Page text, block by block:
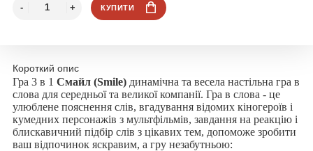
КУПИТИ
Короткий опис
Гра 3 в 1 Смайл (Smile) динамічна та весела настільна гра в
слова для середньої та великої компанії. Гра в слова - це
улюблене пояснення слів, вгадування відомих кіногероїв і
кумедних персонажів з мультфільмів, завдання на реакцію і
блискавичний підбір слів з цікавих тем, допоможе зробити
ваш відпочинок яскравим, а гру незабутньою: